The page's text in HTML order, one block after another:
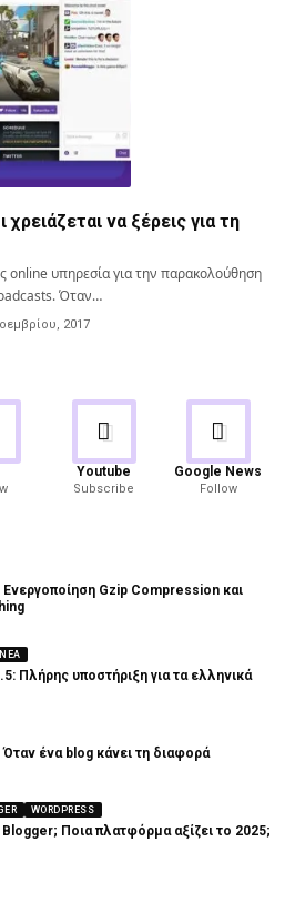
να ξέρεις για τη
online υπηρεσία για την παρακολούθηση
Όταν…
2017
Youtube
Subscribe
Google News
Follow
Gzip Compression και
Πλήρης υποστήριξη για τα ελληνικά
ένα blog κάνει τη διαφορά
WORDPRESS
Ποια πλατφόρμα αξίζει το 2025;